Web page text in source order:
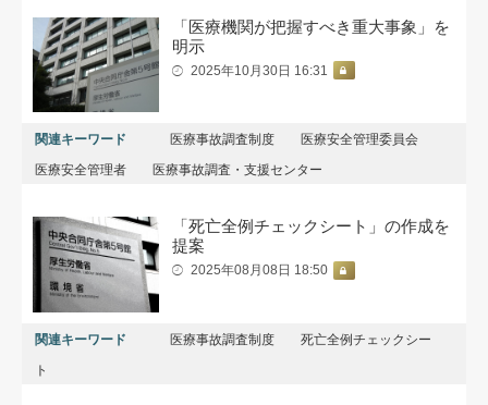
「医療機関が把握すべき重大事象」を
明示
2025年10月30日 16:31
関連キーワード 医療事故調査制度
医療安全管理委員会
医療安全管理者
医療事故調査・支援センター
「死亡全例チェックシート」の作成を
提案
2025年08月08日 18:50
関連キーワード 医療事故調査制度
死亡全例チェックシー
ト